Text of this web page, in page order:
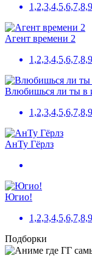
Агент времени 2
Влюбишься ли ты в
АнТу Гёрлз
Югио!
Подборки